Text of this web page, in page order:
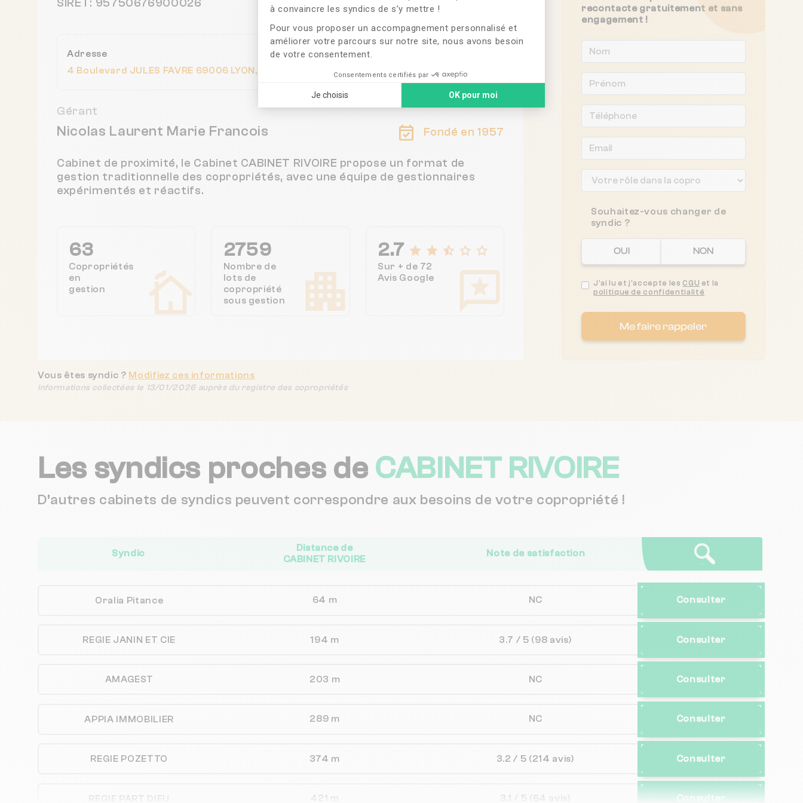
à convaincre les syndics de s’y mettre !
Pour vous proposer un accompagnement personnalisé et
améliorer votre parcours sur notre site, nous avons besoin
de votre consentement.
Consentements certifiés par
Je choisis OK pour moi
SIRET: 95750676900026
Adresse
4 Boulevard JULES FAVRE 69006 LYON, France
Gérant
Nicolas Laurent Marie Francois Fondé en 1957
Cabinet de proximité, le Cabinet CABINET RIVOIRE propose un format de
gestion traditionnelle des copropriétés, avec une équipe de gestionnaires
expérimentés et réactifs.
63
Copropriétés
en
gestion
2759
Nombre de
lots de
copropriété
sous gestion
2.7
Sur + de 72
Avis Google
recontacte gratuitement et sans
engagement !
Souhaitez-vous changer de
syndic ?
OUI NON
J'ai lu et j'accepte les CGU et la
politique de confidentialité
Me faire rappeler
Vous êtes syndic ? Modifiez ces informations
Informations collectées le 13/01/2026 auprès du registre des copropriétés
Les syndics proches de CABINET RIVOIRE
D’autres cabinets de syndics peuvent correspondre aux besoins de votre copropriété !
Syndic
Distance de
CABINET RIVOIRE
Note de satisfaction
Oralia Pitance 64 m NC Consulter
REGIE JANIN ET CIE 194 m 3.7 / 5 (98 avis) Consulter
AMAGEST 203 m NC Consulter
APPIA IMMOBILIER 289 m NC Consulter
REGIE POZETTO 374 m 3.2 / 5 (214 avis) Consulter
REGIE PART DIEU 421 m 3.1 / 5 (64 avis) Consulter